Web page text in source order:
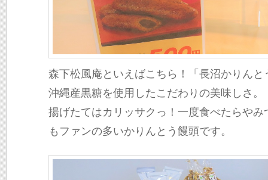
森下松風庵といえばこちら！「長沼かりん
沖縄産黒糖を使用したこだわりの美味しさ。
揚げたてはカリッサクっ！一度食べたらや
もファンの多いかりんとう饅頭です。